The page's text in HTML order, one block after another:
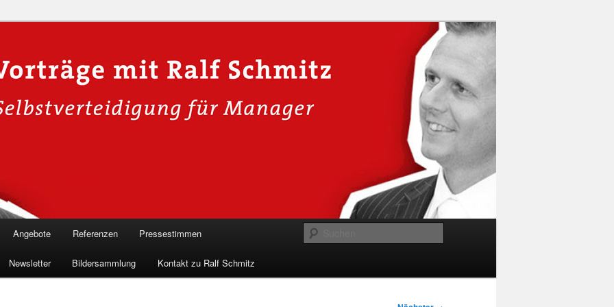
für Hackervorträge &
🛡️
in die Welt der Cybersicherheit mit Ralf Schmitz. Erleben Sie Live-
& schützen Sie sich effektiv.
Angebote Referenzen Pressestimmen
Newsletter Bildersammlung Kontakt zu Ralf Schmitz